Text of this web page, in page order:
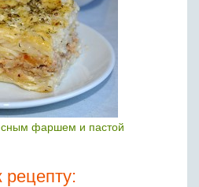
фаршем и пастой
рецепту: